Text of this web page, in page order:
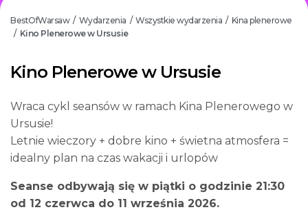
BestOfWarsaw / Wydarzenia / Wszystkie wydarzenia / Kina plenerowe
/ Kino Plenerowe w Ursusie
Kino Plenerowe w Ursusie
Wraca cykl seansów w ramach Kina Plenerowego w
Ursusie!
Letnie wieczory + dobre kino + świetna atmosfera =
idealny plan na czas wakacji i urlopów
Seanse odbywają się w piątki o godzinie 21:30
od 12 czerwca do 11 września 2026.